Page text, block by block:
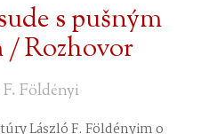
s pušným
/ Rozhovor
Földényi
László F. Földényim o